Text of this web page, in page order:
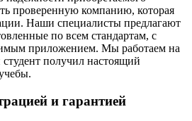
проверенную компанию, которая
Наши специалисты предлагают
по всем стандартам, с
приложением. Мы работаем на
получил настоящий
и гарантией